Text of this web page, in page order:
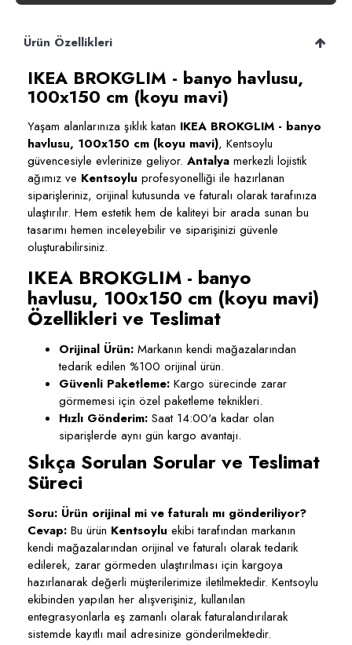
Ürün Özellikleri
IKEA BROKGLIM - banyo havlusu,
100x150 cm (koyu mavi)
Yaşam alanlarınıza şıklık katan IKEA BROKGLIM - banyo
havlusu, 100x150 cm (koyu mavi), Kentsoylu
güvencesiyle evlerinize geliyor. Antalya merkezli lojistik
ağımız ve Kentsoylu profesyonelliği ile hazırlanan
siparişleriniz, orijinal kutusunda ve faturalı olarak tarafınıza
ulaştırılır. Hem estetik hem de kaliteyi bir arada sunan bu
tasarımı hemen inceleyebilir ve siparişinizi güvenle
oluşturabilirsiniz.
IKEA BROKGLIM - banyo
havlusu, 100x150 cm (koyu mavi)
Özellikleri ve Teslimat
Orijinal Ürün: Markanın kendi mağazalarından
tedarik edilen %100 orijinal ürün.
Güvenli Paketleme: Kargo sürecinde zarar
görmemesi için özel paketleme teknikleri.
Hızlı Gönderim: Saat 14:00'a kadar olan
siparişlerde aynı gün kargo avantajı.
Sıkça Sorulan Sorular ve Teslimat
Süreci
Soru: Ürün orijinal mi ve faturalı mı gönderiliyor?
Cevap: Bu ürün Kentsoylu ekibi tarafından markanın
kendi mağazalarından orijinal ve faturalı olarak tedarik
edilerek, zarar görmeden ulaştırılması için kargoya
hazırlanarak değerli müşterilerimize iletilmektedir. Kentsoylu
ekibinden yapılan her alışverişiniz, kullanılan
entegrasyonlarla eş zamanlı olarak faturalandırılarak
sistemde kayıtlı mail adresinize gönderilmektedir.